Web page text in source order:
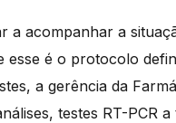
a acompanhar a
esse é o protocolo
a gerência da
testes RT-PCR